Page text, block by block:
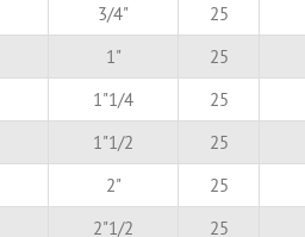
3/4" 25
1" 25
1"1/4 25
1"1/2 25
2" 25
2"1/2 25